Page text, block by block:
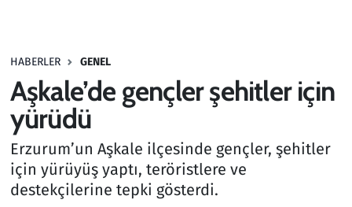
HABERLER GENEL
Aşkale’de gençler şehitler için
yürüdü
Erzurum’un Aşkale ilçesinde gençler, şehitler
için yürüyüş yaptı, teröristlere ve
destekçilerine tepki gösterdi.
Haber
Kültür Sanat
Kurumsal Haberler
Lezzet Durağı